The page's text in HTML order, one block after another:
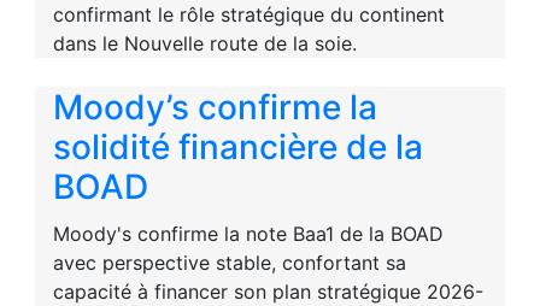
confirmant le rôle stratégique du continent
dans le Nouvelle route de la soie.
Moody’s confirme la
solidité financière de la
BOAD
Moody's confirme la note Baa1 de la BOAD
avec perspective stable, confortant sa
capacité à financer son plan stratégique 2026-